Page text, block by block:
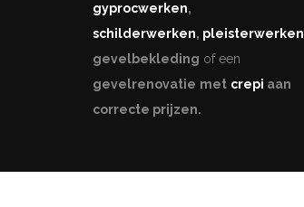
gyprocwerken,
schilderwerken, pleisterwerken
gevelbekleding of een
gevelrenovatie met crepi aan
correcte prijzen.